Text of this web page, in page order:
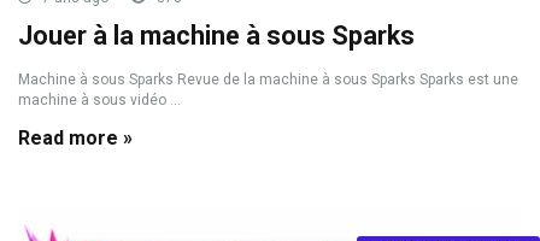
Jouer à la machine à sous Sparks
Machine à sous Sparks Revue de la machine à sous Sparks Sparks est une
machine à sous vidéo ...
Read more »